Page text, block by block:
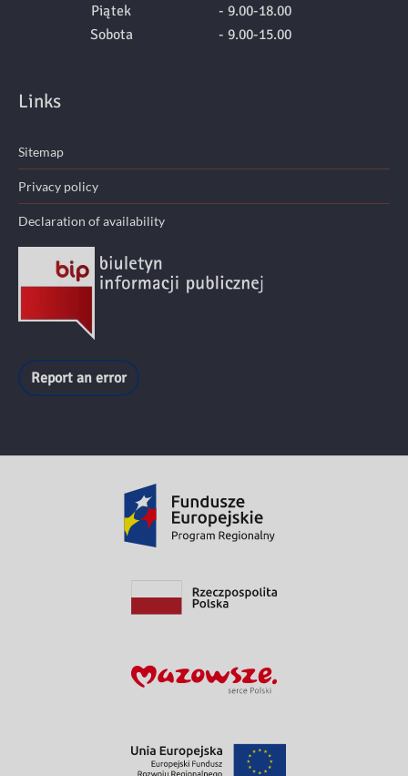
Piątek
Sobota
- 9.00-18.00
- 9.00-15.00
Links
Sitemap
Privacy policy
Declaration of availability
Report an error